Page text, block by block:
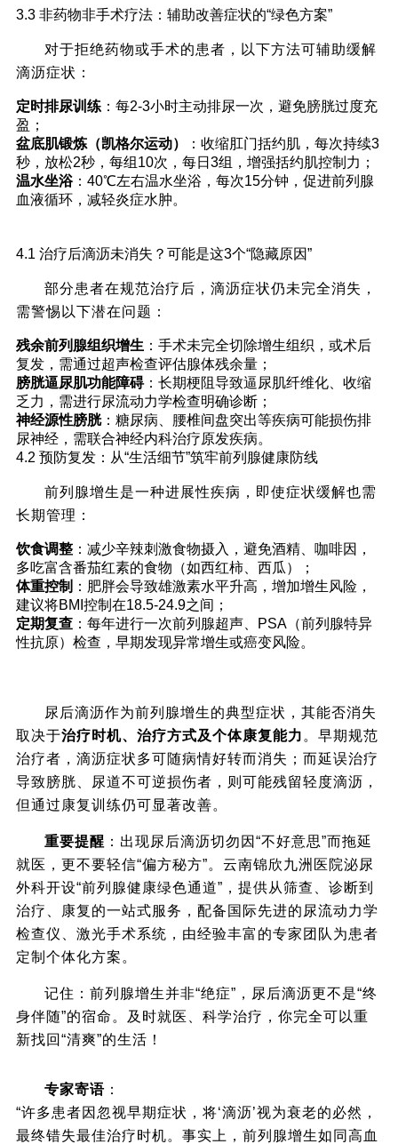
3.3 非药物非手术疗法：辅助改善症状的“绿色方案”
对于拒绝药物或手术的患者，以下方法可辅助缓解
滴沥症状：
定时排尿训练：每2-3小时主动排尿一次，避免膀胱过度充
盈；
盆底肌锻炼（凯格尔运动）
：收缩肛门括约肌，每次持续3
秒，放松2秒，每组10次，每日3组，增强括约肌控制力；
温水坐浴：40℃左右温水坐浴，每次15分钟，促进前列腺
血液循环，减轻炎症水肿。
略”
4.1 治疗后滴沥未消失？可能是这3个“隐藏原因”
部分患者在规范治疗后，滴沥症状仍未完全消失，
需警惕以下潜在问题：
残余前列腺组织增生 ：手术未完全切除增生组织，或术后
复发，需通过超声检查评估腺体残余量；
膀胱逼尿肌功能障碍：长期梗阻导致逼尿肌纤维化、收缩
乏力，需进行尿流动力学检查明确诊断；
神经源性膀胱：糖尿病、腰椎间盘突出等疾病可能损伤排
尿神经，需联合神经内科治疗原发疾病。
4.2 预防复发：从“生活细节”筑牢前列腺健康防线
前列腺增生是一种进展性疾病，即使症状缓解也需
长期管理：
饮食调整：减少辛辣刺激食物摄入，避免酒精、咖啡因，
多吃富含番茄红素的食物（如西红柿、西瓜）；
体重控制 ：肥胖会导致雄激素水平升高，增加增生风险，
建议将BMI控制在18.5-24.9之间；
定期复查：每年进行一次前列腺超声、PSA（前列腺特异
性抗原）检查，早期发现异常增生或癌变风险。
再成为生活阴影
尿后滴沥作为前列腺增生的典型症状，其能否消失
取决于治疗时机、治疗方式及个体康复能力 。早期规范
治疗者，滴沥症状多可随病情好转而消失；而延误治疗
导致膀胱、尿道不可逆损伤者，则可能残留轻度滴沥，
但通过康复训练仍可显著改善。
重要提醒 ：出现尿后滴沥切勿因“不好意思”而拖延
就医，更不要轻信“偏方秘方”。云南锦欣九洲医院泌尿
外科开设“前列腺健康绿色通道”，提供从筛查、诊断到
治疗、康复的一站式服务，配备国际先进的尿流动力学
检查仪、激光手术系统，由经验丰富的专家团队为患者
定制个体化方案。
记住：前列腺增生并非“绝症”，尿后滴沥更不是“终
身伴随”的宿命。及时就医、科学治疗，你完全可以重
新找回“清爽”的生活！
专家寄语：
“许多患者因忽视早期症状，将‘滴沥’视为衰老的必然，
最终错失最佳治疗时机。事实上，前列腺增生如同高血